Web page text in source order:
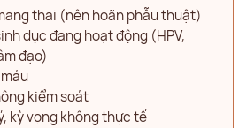
thai (nên hoãn phẫu thuật)
dục đang hoạt động (HPV,
đạo)
kiểm soát
kỳ vọng không thực tế